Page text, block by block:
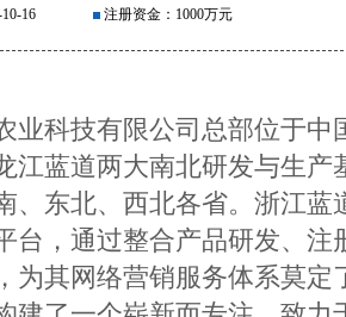
10-16
注册资金：1000万元
业科技有限公司总部位于中
江蓝道两大南北研发与生产
、东北、西北各省。浙江蓝
台，通过整合产品研发、
为其网络营销服务体系莫定